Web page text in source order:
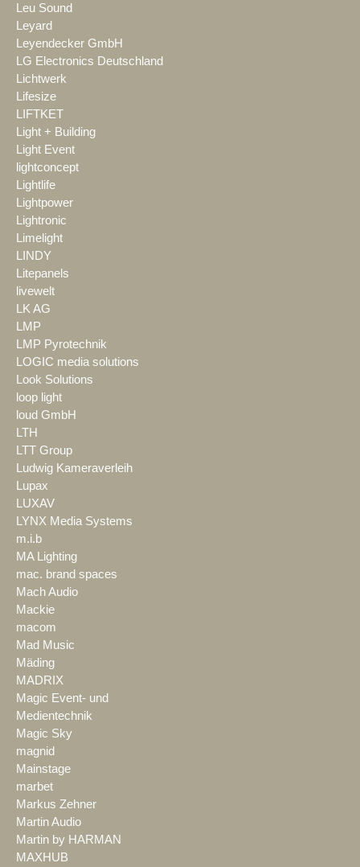
Leu Sound
Leyard
Leyendecker GmbH
LG Electronics Deutschland
Lichtwerk
Lifesize
LIFTKET
Light + Building
Light Event
lightconcept
Lightlife
Lightpower
Lightronic
Limelight
LINDY
Litepanels
livewelt
LK AG
LMP
LMP Pyrotechnik
LOGIC media solutions
Look Solutions
loop light
loud GmbH
LTH
LTT Group
Ludwig Kameraverleih
Lupax
LUXAV
LYNX Media Systems
m.i.b
MA Lighting
mac. brand spaces
Mach Audio
Mackie
macom
Mad Music
Mäding
MADRIX
Magic Event- und
Medientechnik
Magic Sky
magnid
Mainstage
marbet
Markus Zehner
Martin Audio
Martin by HARMAN
MAXHUB